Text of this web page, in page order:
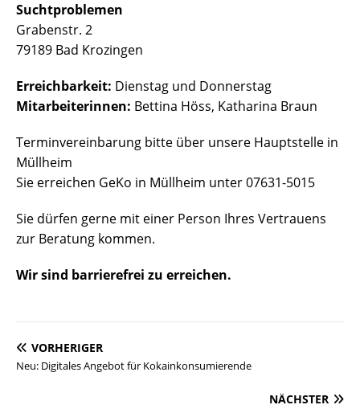
Suchtproblemen
Grabenstr. 2
79189 Bad Krozingen
Erreichbarkeit: Dienstag und Donnerstag
Mitarbeiterinnen: Bettina Höss, Katharina Braun
Terminvereinbarung bitte über unsere Hauptstelle in
Müllheim
Sie erreichen GeKo in Müllheim unter 07631-5015
Sie dürfen gerne mit einer Person Ihres Vertrauens
zur Beratung kommen.
Wir sind barrierefrei zu erreichen.
VORHERIGER
Neu: Digitales Angebot für Kokainkonsumierende
NÄCHSTER